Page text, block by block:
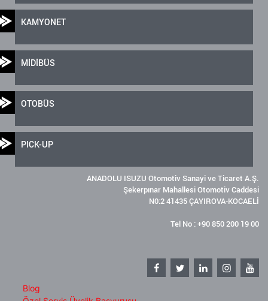
KAMYONET
MİDİBÜS
OTOBÜS
PICK-UP
ANADOLU ISUZU Otomotiv Sanayi ve Ticaret A.Ş.
Şekerpınar Mahallesi Otomotiv Caddesi
N0:2 41435 ÇAYIROVA-KOCAELİ
Tel No : +90 850 200 19 00
Blog